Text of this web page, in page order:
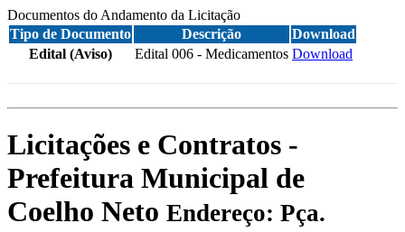
Documentos do Andamento da Licitação
Tipo de Documento
Descrição
Download
Edital (Aviso)
Edital 006 - Medicamentos Download
Licitações e Contratos -
Prefeitura Municipal de
Coelho Neto Endereço: Pça.